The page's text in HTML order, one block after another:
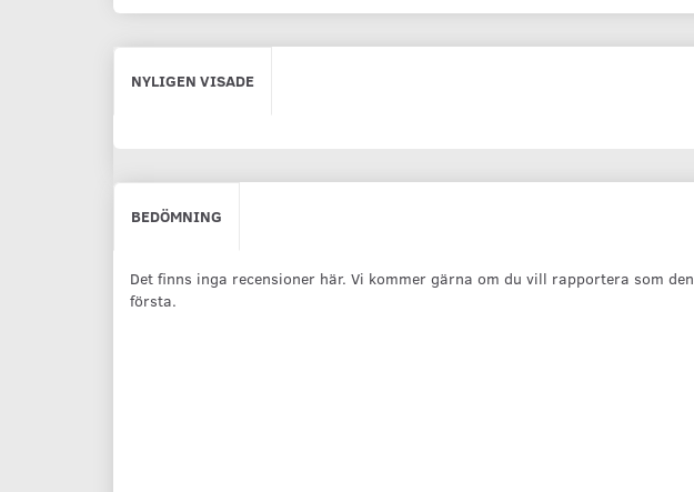
NYLIGEN VISADE
BEDÖMNING
Det finns inga recensioner här. Vi kommer gärna om du vill rapportera som den
första.